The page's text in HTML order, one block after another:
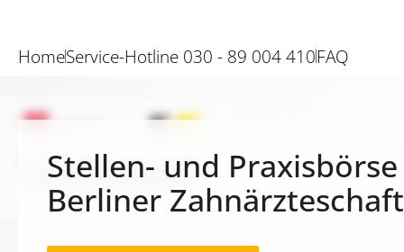
HomeService-Hotline 030 - 89 004 410FAQ
Stellen- und
Berliner Zahnärzteschaft